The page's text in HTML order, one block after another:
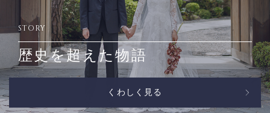
STORY
歴史を超えた物語
くわしく見る